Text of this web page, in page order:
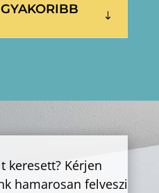
keresett? Kérjen
hamarosan felveszi